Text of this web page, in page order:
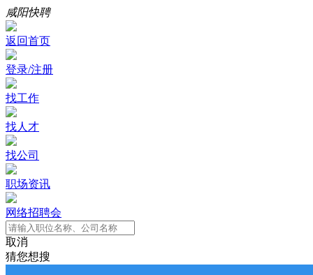
咸阳快聘
返回首页
登录/注册
找工作
找人才
找公司
职场资讯
网络招聘会
取消
猜您想搜